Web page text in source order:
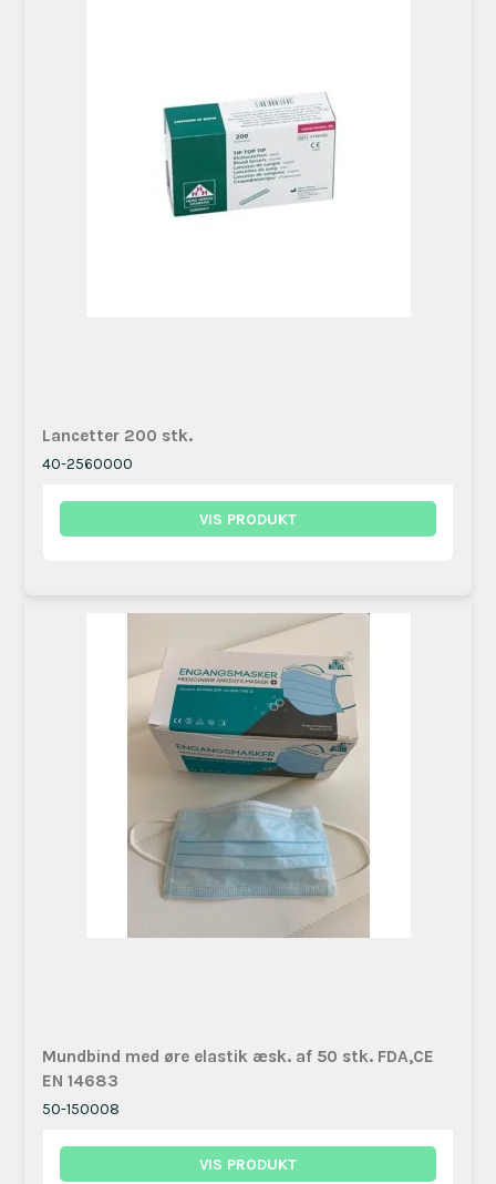
Lancetter 200 stk.
40-2560000
VIS PRODUKT
Mundbind med øre elastik æsk. af 50 stk. FDA,CE
EN 14683
50-150008
VIS PRODUKT